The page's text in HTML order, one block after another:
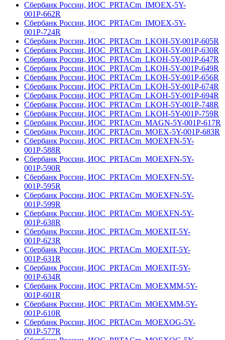
Сбербанк России, ИОС_PRTACm_IMOEX-5Y-
001Р-662R
Сбербанк России, ИОС_PRTACm_IMOEX-5Y-
001Р-724R
Сбербанк России, ИОС_PRTACm_LKOH-5Y-001Р-605R
Сбербанк России, ИОС_PRTACm_LKOH-5Y-001Р-630R
Сбербанк России, ИОС_PRTACm_LKOH-5Y-001Р-647R
Сбербанк России, ИОС_PRTACm_LKOH-5Y-001Р-649R
Сбербанк России, ИОС_PRTACm_LKOH-5Y-001Р-656R
Сбербанк России, ИОС_PRTACm_LKOH-5Y-001Р-674R
Сбербанк России, ИОС_PRTACm_LKOH-5Y-001Р-694R
Сбербанк России, ИОС_PRTACm_LKOH-5Y-001Р-748R
Сбербанк России, ИОС_PRTACm_LKOH-5Y-001Р-759R
Сбербанк России, ИОС_PRTACm_MAGN-5Y-001Р-617R
Сбербанк России, ИОС_PRTACm_MOEX-5Y-001Р-683R
Сбербанк России, ИОС_PRTACm_MOEXFN-5Y-
001Р-588R
Сбербанк России, ИОС_PRTACm_MOEXFN-5Y-
001Р-590R
Сбербанк России, ИОС_PRTACm_MOEXFN-5Y-
001Р-595R
Сбербанк России, ИОС_PRTACm_MOEXFN-5Y-
001Р-599R
Сбербанк России, ИОС_PRTACm_MOEXFN-5Y-
001Р-638R
Сбербанк России, ИОС_PRTACm_MOEXIT-5Y-
001Р-623R
Сбербанк России, ИОС_PRTACm_MOEXIT-5Y-
001Р-631R
Сбербанк России, ИОС_PRTACm_MOEXIT-5Y-
001Р-634R
Сбербанк России, ИОС_PRTACm_MOEXMM-5Y-
001Р-601R
Сбербанк России, ИОС_PRTACm_MOEXMM-5Y-
001Р-610R
Сбербанк России, ИОС_PRTACm_MOEXOG-5Y-
001Р-577R